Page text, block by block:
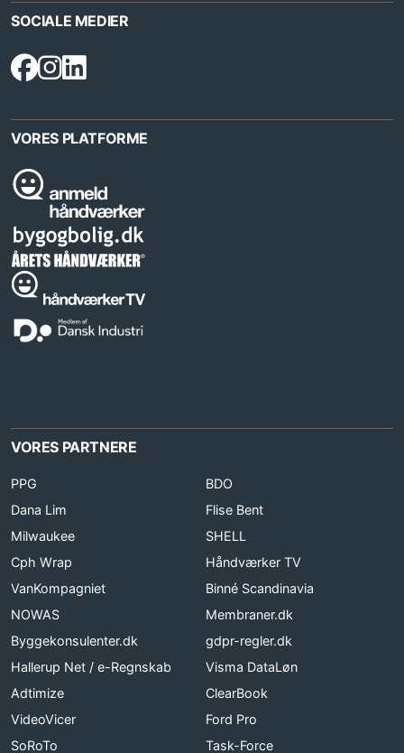
SOCIALE MEDIER
VORES PLATFORME
VORES PARTNERE
PPG
BDO
Dana Lim
Flise Bent
Milwaukee
SHELL
Cph Wrap
Håndværker TV
VanKompagniet
Binné Scandinavia
NOWAS
Membraner.dk
Byggekonsulenter.dk
gdpr-regler.dk
Hallerup Net / e-Regnskab
Visma DataLøn
Adtimize
ClearBook
VideoVicer
Ford Pro
SoRoTo
Task-Force